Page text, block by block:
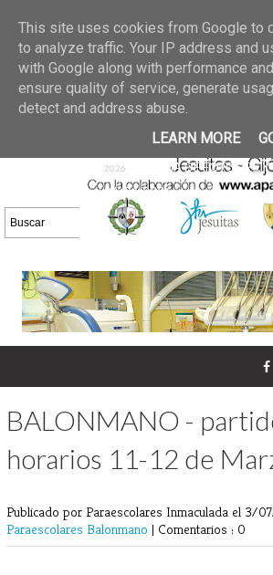
02 jun 2026
GALERIA DE
30/05/2026
25 may 2026
DE FOTOS 23/05/2026
20
2026
GALERIA DE FOTOS
16/05/2026
DE FOTOS 09/05/2026
28
2026
GALERIA DE FOTOS 25 Y
26/04/2026
BALONMANO -
horarios 11-12 de
Publicado por Paraescolares Inmaculada el 3/
Paraescolares Balonmano | Comentarios : 0
This site uses cookies from Google to
to analyze traffic. Your IP address and
with Google along with performance
ensure quality of service, generate
detect and address abuse.
LEARN MORE